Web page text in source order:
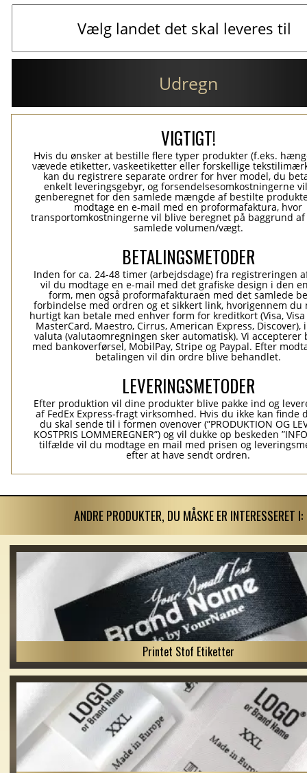
Udregn
VIGTIGT!
Hvis du ønsker at bestille flere typer produkter (f.eks.
vævede etiketter, vaskeetiketter eller forskellige
kan du registrere separate ordrer for hver model, du
enkelt leveringsgebyr, og forsendelsesomkostningerne
genberegnet for den samlede mængde af bestilte
modtage en e-mail med en proformafaktura, hvor
transportomkostningerne vil blive beregnet på baggrund af
samlede volumen/vægt.
BETALINGSMETODER
Inden for ca. 24-48 timer (arbejdsdage) fra registreringen
vil du modtage en e-mail med det grafiske design i den
form, men også proformafakturaen med det samlede
forbindelse med ordren og et sikkert link, hvorigennem du
hurtigt kan betale med enhver form for kreditkort (Visa, Visa
MasterCard, Maestro, Cirrus, American Express, Discover),
valuta (valutaomregningen sker automatisk). Vi accepterer
med bankoverførsel, MobilPay, Stripe og Paypal. Efter
betalingen vil din ordre blive behandlet.
LEVERINGSMETODER
Efter produktion vil dine produkter blive pakke ind og
af FedEx Express-fragt virksomhed. Hvis du ikke kan finde
du skal sende til i formen ovenover (”PRODUKTION OG
KOSTPRIS LOMMEREGNER”) og vil dukke op beskeden
tilfælde vil du modtage en mail med prisen og
efter at have sendt ordren.
ANDRE PRODUKTER, DU MÅSKE ER INTERESSERET I:
Printet Stof Etiketter